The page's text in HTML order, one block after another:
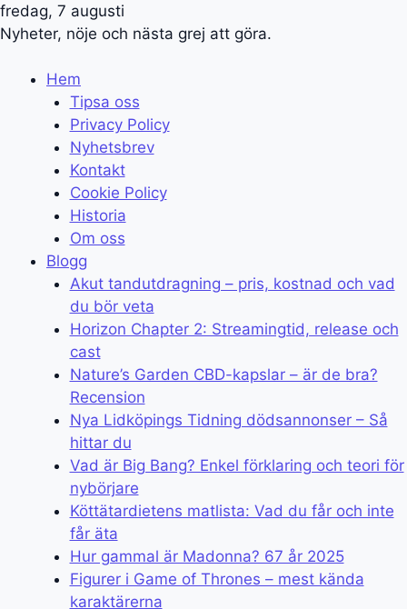
fredag, 7 augusti
Nyheter, nöje och nästa grej att göra.
Hem
Tipsa oss
Privacy Policy
Nyhetsbrev
Kontakt
Cookie Policy
Historia
Om oss
Blogg
Akut tandutdragning – pris, kostnad och vad
du bör veta
Horizon Chapter 2: Streamingtid, release och
cast
Nature’s Garden CBD-kapslar – är de bra?
Recension
Nya Lidköpings Tidning dödsannonser – Så
hittar du
Vad är Big Bang? Enkel förklaring och teori för
nybörjare
Köttätardietens matlista: Vad du får och inte
får äta
Hur gammal är Madonna? 67 år 2025
Figurer i Game of Thrones – mest kända
karaktärerna